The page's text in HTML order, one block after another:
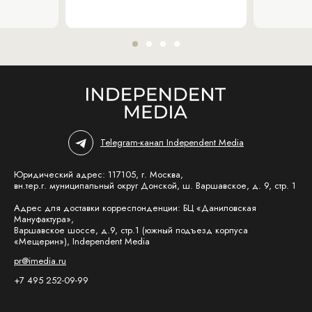
Telegram-канал Independent Media
Юридический адрес: 117105, г. Москва,
вн.тер.г. муниципальный округ Донской, ш. Варшавское, д. 9, стр. 1
Адрес для доставки корреспонденции: БЦ «Даниловская
Мануфактура»,
Варшавское шоссе, д.9, стр.1 (южный подъезд корпуса
«Мещерин»), Independent Media
pr@imedia.ru
+7 495 252-09-99